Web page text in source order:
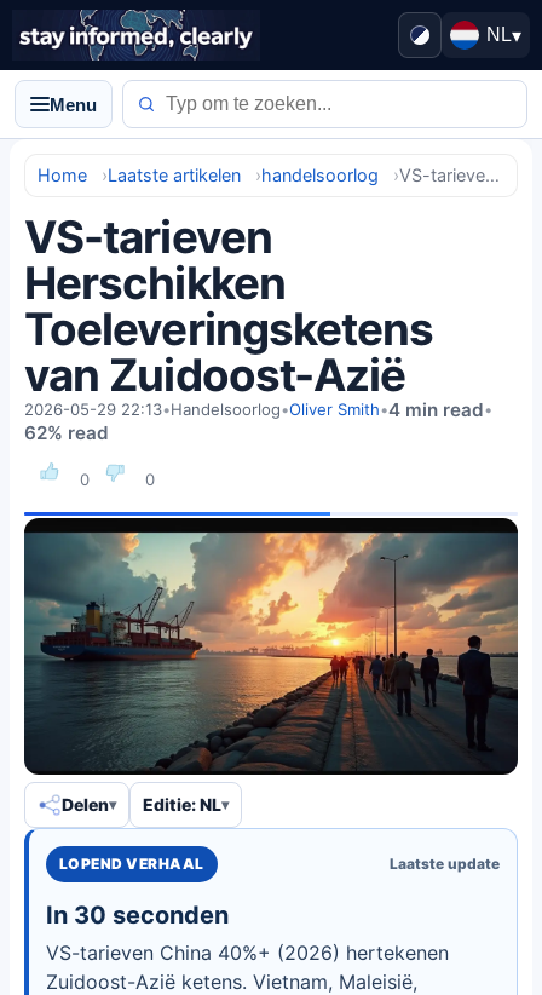
NL▾
Menu
Home Laatste artikelen handelsoorlog VS-tarieven Herschikken Toeleveringsketens van Zuidoost-Azië
VS-tarieven
Herschikken
Toeleveringsketens
van Zuidoost-Azië
0 0
2026-05-29 22:13•Handelsoorlog•Oliver Smith•4 min read•
62% read
Delen Editie: NL
LOPEND VERHAAL Laatste update
In 30 seconden
VS-tarieven China 40%+ (2026) hertekenen
Zuidoost-Azië ketens. Vietnam, Maleisië,